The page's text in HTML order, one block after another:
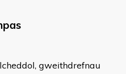
gweithdrefnau